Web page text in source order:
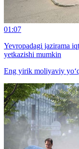
01:07
Yevropadagi jazirama
yetkazishi mumkin
Eng yirik moliyaviy